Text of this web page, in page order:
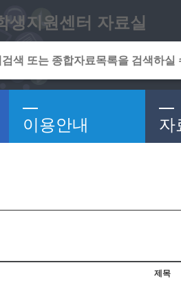
생지원센터 자료실
이용안내 자
제목